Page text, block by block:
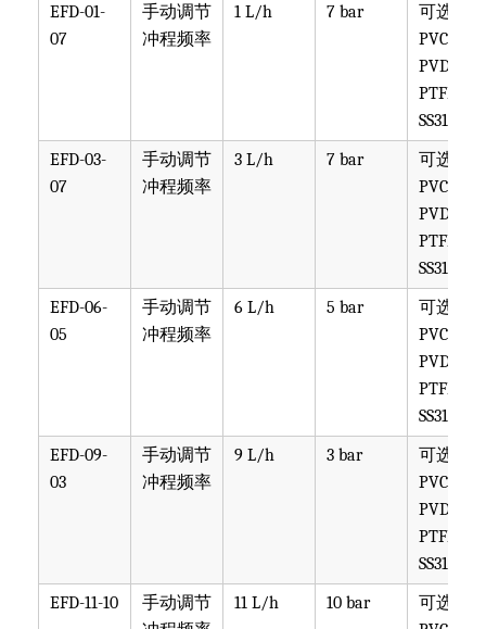
EFD-01-
07
手动调节
冲程频率
1 L/h 7 bar
可选
PVC,
PVDF,
PTFE,
SS316
EFD-03-
07
手动调节
冲程频率
3 L/h 7 bar
可选
PVC,
PVDF,
PTFE,
SS316
EFD-06-
05
手动调节
冲程频率
6 L/h 5 bar
可选
PVC,
PVDF,
PTFE,
SS316
EFD-09-
03
手动调节
冲程频率
9 L/h 3 bar
可选
PVC,
PVDF,
PTFE,
SS316
EFD-11-10
手动调节
11 L/h 10 bar
可选